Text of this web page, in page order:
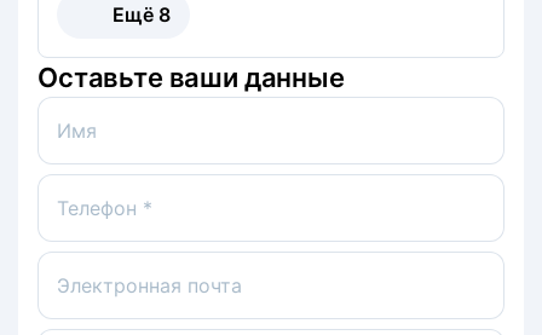
Ещё 8
Оставьте ваши данные
Имя
Телефон *
Электронная почта